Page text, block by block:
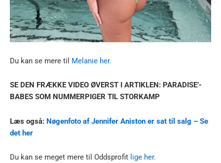
Du kan se mere til Melanie her.
SE DEN FRÆKKE VIDEO ØVERST I ARTIKLEN: PARADISE’-
BABES SOM NUMMERPIGER TIL STORKAMP
Læs også: Nøgenfoto af Jennifer Aniston er sat til salg – Se
det her
Du kan se meget mere til Oddsprofit lige her.